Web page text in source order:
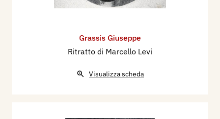
Grassis Giuseppe
Ritratto di Marcello Levi
Visualizza scheda